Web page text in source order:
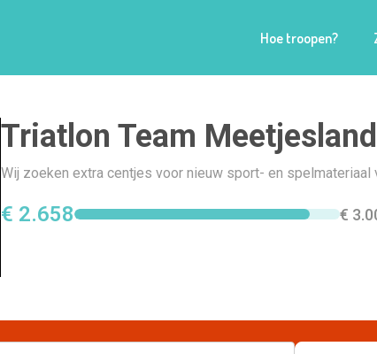
Hoe troopen?
Triatlon Team
Wij zoeken extra centjes voor nieuw sport- en spelmateriaal
€ 2.658 €